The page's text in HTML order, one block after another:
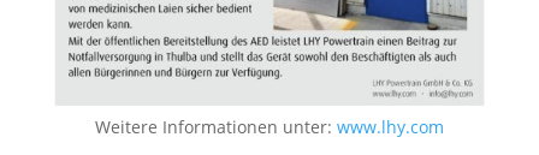
Weitere Informationen unter: www.lhy.com